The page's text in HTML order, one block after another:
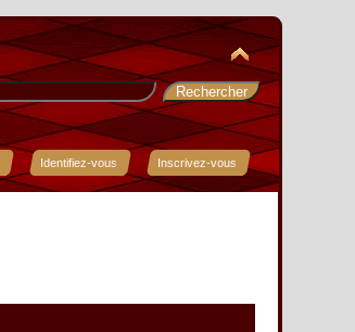
Identifiez-vous Inscrivez-vous